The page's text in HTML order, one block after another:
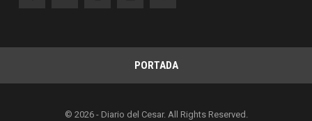
PORTADA
© 2026 - Diario del Cesar. All Rights Reserved.